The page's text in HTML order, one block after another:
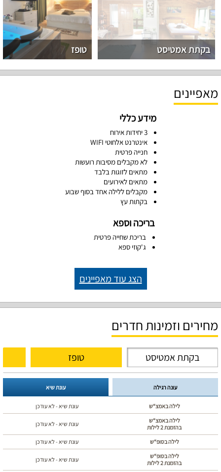
בקתת אמטיסט טופז
מאפיינים
מידע כללי
3 יחידות אירוח
אינטרנט אלחוטי WIFI
חנייה פרטית
לא מקבלים מסיבות רועשות
מתאים לזוגות בלבד
מתאים לאירועים
מקבלים ללילה אחד בסוף שבוע
בקתות עץ
בריכה וספא
בריכת שחייה פרטית
ג'קוזי ספא
הצג עוד מאפיינים
מחירים וזמינות חדרים
בקתת אמטיסט טופז
עונת שיא עונה רגילה
לילה באמצ“ש
עונת שיא - לא עודכן
לילה באמצ“ש
בהזמנת 2 לילות
עונת שיא - לא עודכן
לילה בסופ“ש
עונת שיא - לא עודכן
לילה בסופ“ש
בהזמנת 2 לילות
עונת שיא - לא עודכן